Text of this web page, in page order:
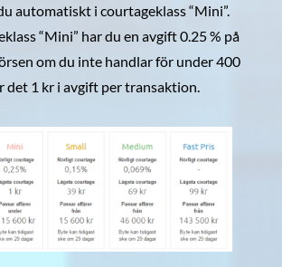
automatiskt i courtageklass “Mini”.
“Mini” har du en avgift 0.25 % på
om du inte handlar för under 400
det 1 kr i avgift per transaktion.